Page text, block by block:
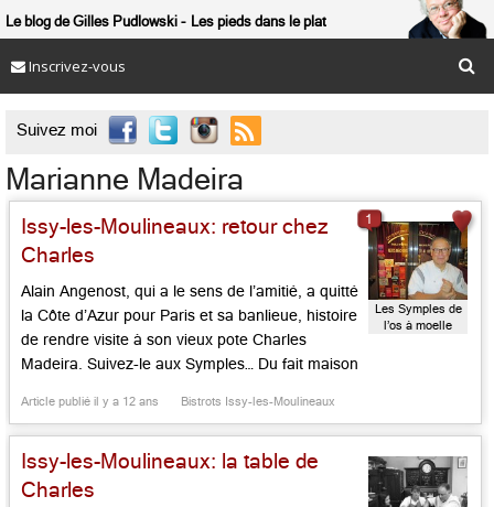
Le blog de Gilles Pudlowski Les pieds dans le plat
Inscrivez-vous
Suivez moi 
Marianne Madeira
Issy-les-Moulineaux: retour chez
Charles
Alain Angenost, qui a le sens de l’amitié, a quitté
la Côte d’Azur pour Paris et sa banlieue, histoire
de rendre visite à son vieux pote Charles
Madeira. Suivez-le aux Symples… Du fait maison
credo de Charles Madeira depuis bientôt dix ans
dans son bouchon Isséen. […]...
Article publié il y a 12 ans Bistrots Issy-les-Moulineaux
Les Symples de
l’os à moelle
1
Issy-les-Moulineaux: la table de
Charles